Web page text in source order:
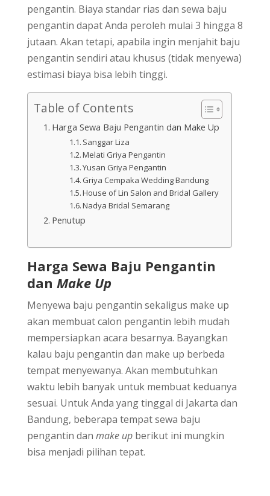
pengantin. Biaya standar rias dan sewa baju
pengantin dapat Anda peroleh mulai 3 hingga 8
jutaan. Akan tetapi, apabila ingin menjahit baju
pengantin sendiri atau khusus (tidak menyewa)
estimasi biaya bisa lebih tinggi.
Table of Contents
Harga Sewa Baju Pengantin dan Make Up
Sanggar Liza
Melati Griya Pengantin
Yusan Griya Pengantin
Griya Cempaka Wedding Bandung
House of Lin Salon and Bridal Gallery
Nadya Bridal Semarang
Penutup
Harga Sewa Baju Pengantin
dan Make Up
Menyewa baju pengantin sekaligus make up
akan membuat calon pengantin lebih mudah
mempersiapkan acara besarnya. Bayangkan
kalau baju pengantin dan make up berbeda
tempat menyewanya. Akan membutuhkan
waktu lebih banyak untuk membuat keduanya
sesuai. Untuk Anda yang tinggal di Jakarta dan
Bandung, beberapa tempat sewa baju
pengantin dan make upberikut ini mungkin
bisa menjadi pilihan tepat.